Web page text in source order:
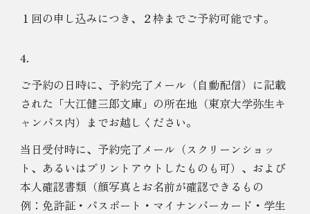
１回の申し込みにつき、２枠までご予約可能です。
4.
ご予約の日時に、予約完了メール（自動配信）に記載
された「大江健三郎文庫」の所在地（東京大学弥生キ
ャンパス内）までお越しください。
当日受付時に、予約完了メール（スクリーンショッ
ト、あるいはプリントアウトしたものも可）、および
本人確認書類（顔写真とお名前が確認できるもの
例：免許証・パスポート・マイナンバーカード・学生